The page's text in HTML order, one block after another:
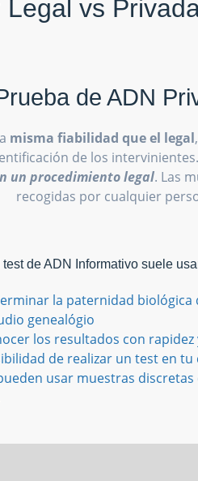
vs
de ADN
misma fiabilidad que el legal
de los
un procedimiento legal. Las
recogidas por cualquier
test de ADN Informativo suele
la paternidad biológica
genealógio
los resultados con rapidez
de realizar un test en tu
usar muestras